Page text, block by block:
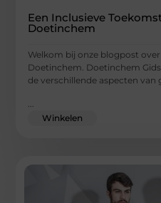
Een Inclusieve
Doetinchem
Welkom bij onze blogpost
Doetinchem. Doetinchem
de verschillende aspecten van
Winkelen